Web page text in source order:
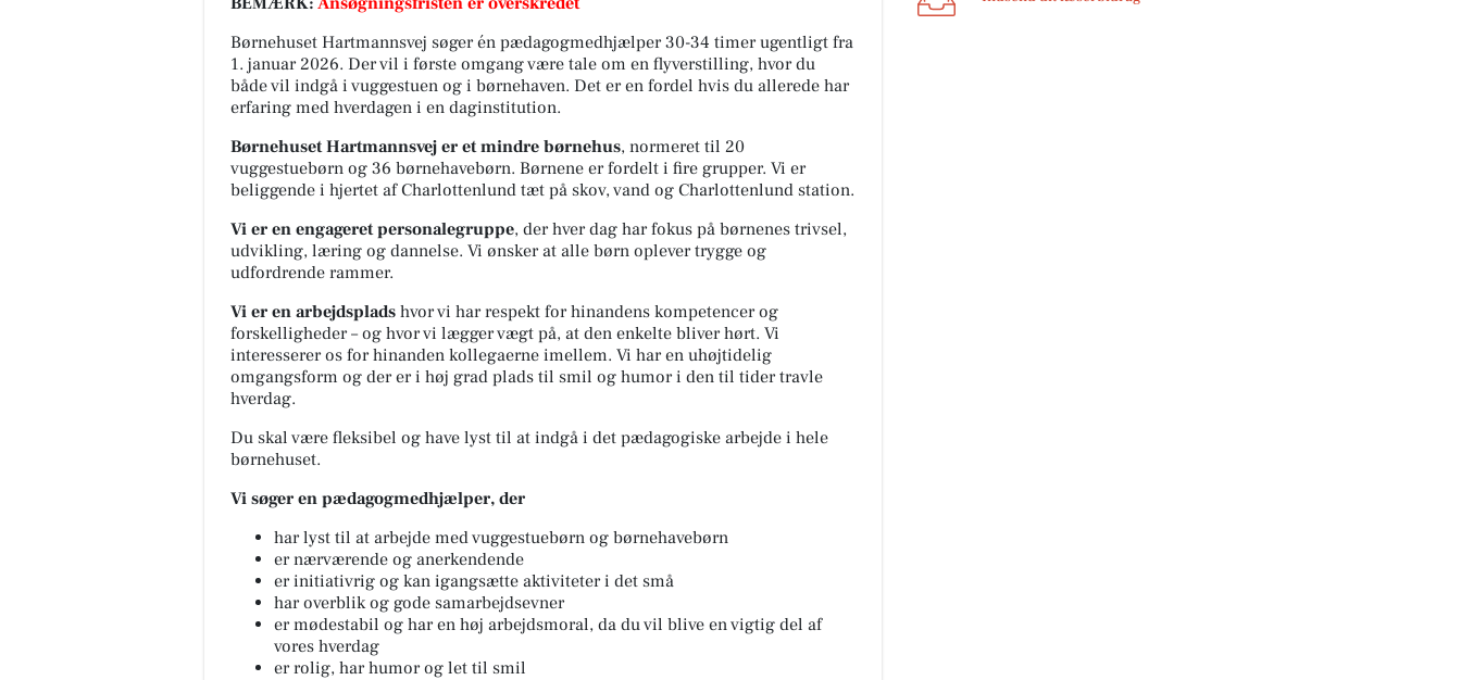
Børnehuset Hartmannsvej søger én pædagogmedhjælper 30-34 timer ugentligt fra
1. januar 2026. Der vil i første omgang være tale om en flyverstilling, hvor du
både vil indgå i vuggestuen og i børnehaven. Det er en fordel hvis du allerede har
erfaring med hverdagen i en daginstitution.
Børnehuset Hartmannsvej er et mindre børnehus, normeret til 20
vuggestuebørn og 36 børnehavebørn. Børnene er fordelt i fire grupper. Vi er
beliggende i hjertet af Charlottenlund tæt på skov, vand og Charlottenlund station.
Vi er en engageret personalegruppe, der hver dag har fokus på børnenes trivsel,
udvikling, læring og dannelse. Vi ønsker at alle børn oplever trygge og
udfordrende rammer.
Vi er en arbejdsplads hvor vi har respekt for hinandens kompetencer og
forskelligheder – og hvor vi lægger vægt på, at den enkelte bliver hørt. Vi
interesserer os for hinanden kollegaerne imellem. Vi har en uhøjtidelig
omgangsform og der er i høj grad plads til smil og humor i den til tider travle
hverdag.
Du skal være fleksibel og have lyst til at indgå i det pædagogiske arbejde i hele
børnehuset.
Vi søger en pædagogmedhjælper, der
har lyst til at arbejde med vuggestuebørn og børnehavebørn
er nærværende og anerkendende
er initiativrig og kan igangsætte aktiviteter i det små
har overblik og gode samarbejdsevner
er mødestabil og har en høj arbejdsmoral, da du vil blive en vigtig del af
vores hverdag
er rolig, har humor og let til smil